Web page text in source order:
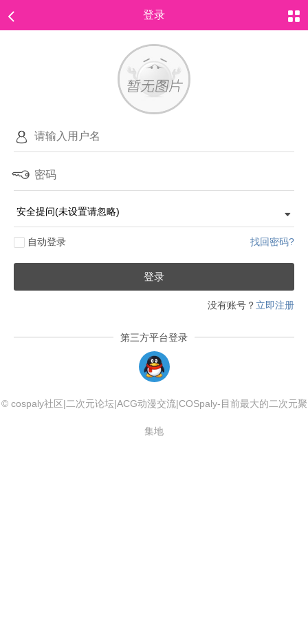
登录
自动登录 找回密码?
登录
没有账号？ 立即注册
第三方平台登录
© cospaly社区|二次元论坛|ACG动漫交流|COSpaly-目前最大的二次元聚
集地